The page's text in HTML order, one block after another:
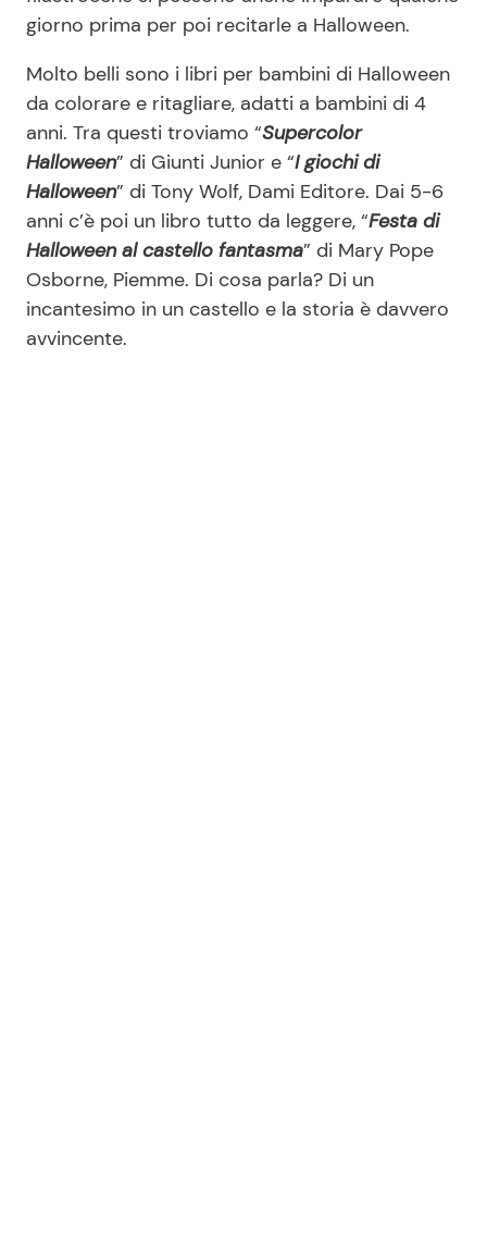
giorno prima per poi recitarle a Halloween.
Molto belli sono i libri per bambini di Halloween
da colorare e ritagliare, adatti a bambini di 4
anni. Tra questi troviamo “Supercolor
Halloween” di Giunti Junior e “I giochi di
Halloween” di Tony Wolf, Dami Editore. Dai 5-6
anni c’è poi un libro tutto da leggere, “Festa di
Halloween al castello fantasma” di Mary Pope
Osborne, Piemme. Di cosa parla? Di un
incantesimo in un castello e la storia è davvero
avvincente.